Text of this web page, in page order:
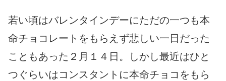
若い頃はバレンタインデーにただの一つも本
命チョコレートをもらえず悲しい一日だった
こともあった２月１４日。しかし最近はひと
つぐらいはコンスタントに本命チョコをもら